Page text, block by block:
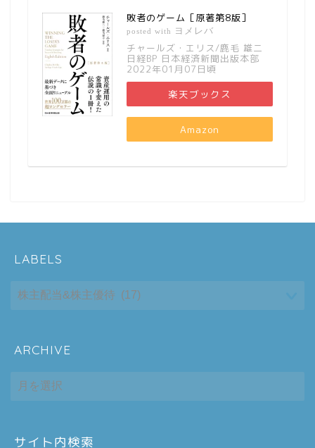
敗者のゲーム［原著第8版］
posted with ヨメレバ
チャールズ・エリス/鹿毛 雄二
日経BP 日本経済新聞出版本部
2022年01月07日頃
楽天ブックス
Amazon
LABELS
ARCHIVE
ARCHIVE
サイト内検索